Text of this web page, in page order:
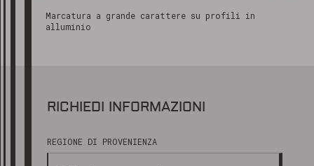
Marcatura a grande carattere su profili in
alluminio
RICHIEDI INFORMAZIONI
REGIONE DI PROVENIENZA